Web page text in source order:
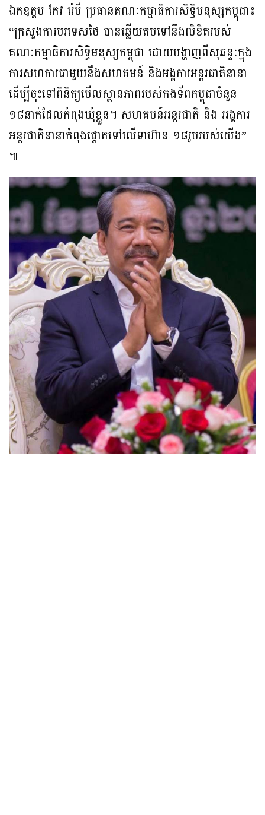
ឯកឧត្តម កែវ រ៉េមី ប្រធានគណៈកម្មាធិការសិទ្ធិមនុស្សកម្ពុជា៖
“ក្រសួងការបរទេសថៃ បានឆ្លើយតបទៅនឹងលិខិតរបស់
គណៈកម្មាធិការសិទ្ធិមនុស្សកម្ពុជា ដោយបង្ហាញពីសុឆន្ទៈក្នុង
ការសហការជាមួយនឹងសហគមន៍ និងអង្គការអន្តរជាតិនានា
ដើម្បីចុះទៅពិនិត្យមើលស្ថានភាពរបស់កងទ័ពកម្ពុជាចំនួន
១៨នាក់ដែលកំពុងឃុំខ្លួន។ សហគមន៍អន្តរជាតិ និង អង្គការ
អន្តរជាតិនានាកំពុងផ្តោតទៅលើទាហ៊ាន ១៨រូបរបស់យើង”
៕